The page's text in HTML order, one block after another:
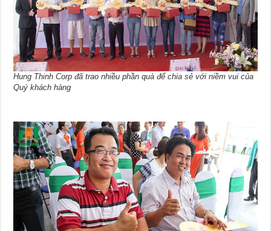
Hung Thinh Corp đã trao nhiều phần quà để chia sẻ với niềm vui của
Quý khách hàng